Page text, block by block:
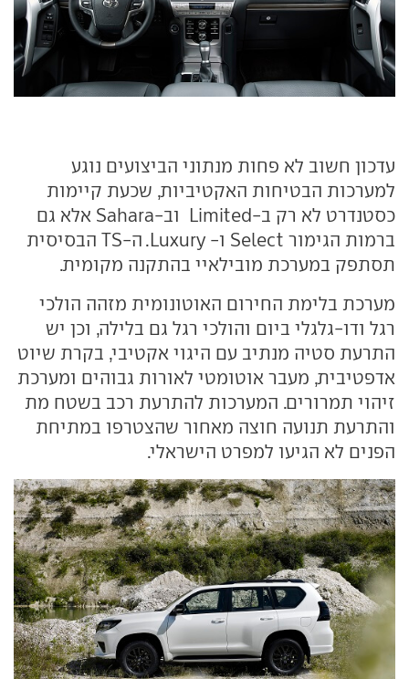
עדכון חשוב לא פחות מנתוני הביצועים נוגע
למערכות הבטיחות האקטיביות, שכעת קיימות
כסטנדרט לא רק ב-Limited וב-Sahara אלא גם
ברמות הגימור Select ו- Luxury. ה-TS הבסיסית
תסתפק במערכת מובילאיי בהתקנה מקומית.
מערכת בלימת החירום האוטונומית מזהה הולכי
רגל ודו-גלגלי ביום והולכי רגל גם בלילה, וכן יש
התרעת סטיה מנתיב עם היגוי אקטיבי, בקרת שיוט
אדפטיבית, מעבר אוטומטי לאורות גבוהים ומערכת
זיהוי תמרורים. המערכות להתרעת רכב בשטח מת
והתרעת תנועה חוצה מאחור שהצטרפו במתיחת
הפנים לא הגיעו למפרט הישראלי.